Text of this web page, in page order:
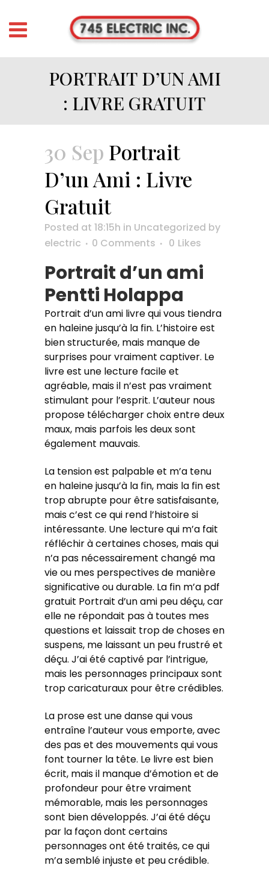
PORTRAIT D’UN AMI
: LIVRE GRATUIT
30 Sep Portrait
D’un Ami : Livre
Gratuit
Posted at 18:15h in Uncategorized by
electric
0 Comments 0 Likes
Portrait d’un ami
Pentti Holappa
Portrait d’un ami livre qui vous tiendra
en haleine jusqu’à la fin. L’histoire est
bien structurée, mais manque de
surprises pour vraiment captiver. Le
livre est une lecture facile et
agréable, mais il n’est pas vraiment
stimulant pour l’esprit. L’auteur nous
propose télécharger choix entre deux
maux, mais parfois les deux sont
également mauvais.
La tension est palpable et m’a tenu
en haleine jusqu’à la fin, mais la fin est
trop abrupte pour être satisfaisante,
mais c’est ce qui rend l’histoire si
intéressante. Une lecture qui m’a fait
réfléchir à certaines choses, mais qui
n’a pas nécessairement changé ma
vie ou mes perspectives de manière
significative ou durable. La fin m’a pdf
gratuit Portrait d’un ami peu déçu, car
elle ne répondait pas à toutes mes
questions et laissait trop de choses en
suspens, me laissant un peu frustré et
déçu. J’ai été captivé par l’intrigue,
mais les personnages principaux sont
trop caricaturaux pour être crédibles.
La prose est une danse qui vous
entraîne l’auteur vous emporte, avec
des pas et des mouvements qui vous
font tourner la tête. Le livre est bien
écrit, mais il manque d’émotion et de
profondeur pour être vraiment
mémorable, mais les personnages
sont bien développés. J’ai été déçu
par la façon dont certains
personnages ont été traités, ce qui
m’a semblé injuste et peu crédible.